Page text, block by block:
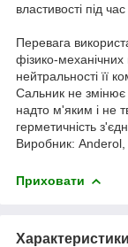
властивості під
Перевага
фізико-механічних
нейтральності її
Сальник не змінює
надто м'яким і не
герметичність
Виробник: Anderol,
Приховати
Характеристики